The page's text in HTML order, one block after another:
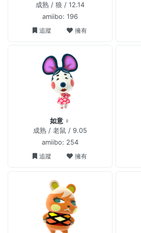
成熟 / 狼 / 12.14
amiibo: 196
追蹤 擁有
如意 ♀
成熟 / 老鼠 / 9.05
amiibo: 254
追蹤 擁有